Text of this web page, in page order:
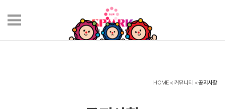
HOME < 커뮤니티 <공지사항